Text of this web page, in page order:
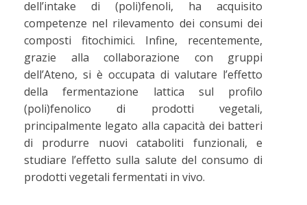
dell’intake di (poli)fenoli, ha acquisito
competenze nel rilevamento dei consumi dei
composti fitochimici. Infine, recentemente,
grazie alla collaborazione con gruppi
dell’Ateno, si è occupata di valutare l’effetto
della fermentazione lattica sul profilo
(poli)fenolico di prodotti vegetali,
principalmente legato alla capacità dei batteri
di produrre nuovi cataboliti funzionali, e
studiare l’effetto sulla salute del consumo di
prodotti vegetali fermentati in vivo.